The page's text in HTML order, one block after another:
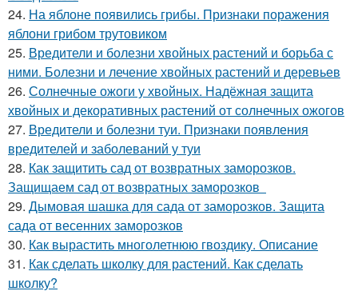
24. На яблоне появились грибы. Признаки поражения
яблони грибом трутовиком
25. Вредители и болезни хвойных растений и борьба с
ними. Болезни и лечение хвойных растений и деревьев
26. Солнечные ожоги у хвойных. Надёжная защита
хвойных и декоративных растений от солнечных ожогов
27. Вредители и болезни туи. Признаки появления
вредителей и заболеваний у туи
28. Как защитить сад от возвратных заморозков.
Защищаем сад от возвратных заморозков
29. Дымовая шашка для сада от заморозков. Защита
сада от весенних заморозков
30. Как вырастить многолетнюю гвоздику. Описание
31. Как сделать школку для растений. Как сделать
школку?